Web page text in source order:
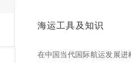
海运工具及知识
在中国当代国际航运发展进